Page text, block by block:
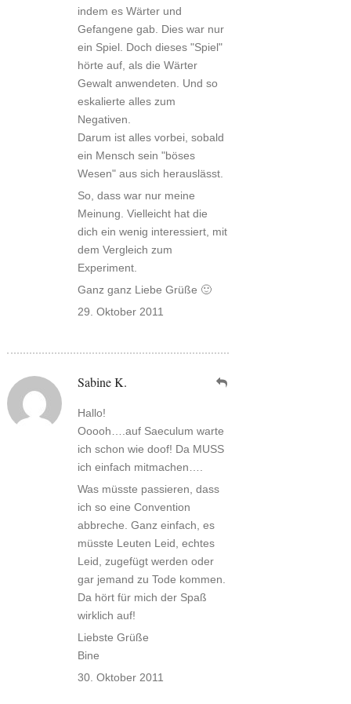
indem es Wärter und
Gefangene gab. Dies war nur
ein Spiel. Doch dieses "Spiel"
hörte auf, als die Wärter
Gewalt anwendeten. Und so
eskalierte alles zum
Negativen.
Darum ist alles vorbei, sobald
ein Mensch sein "böses
Wesen" aus sich herauslässt.
So, dass war nur meine
Meinung. Vielleicht hat die
dich ein wenig interessiert, mit
dem Vergleich zum
Experiment.
Ganz ganz Liebe Grüße 🙂
29. Oktober 2011
Sabine K.
Hallo!
Ooooh….auf Saeculum warte
ich schon wie doof! Da MUSS
ich einfach mitmachen….
Was müsste passieren, dass
ich so eine Convention
abbreche. Ganz einfach, es
müsste Leuten Leid, echtes
Leid, zugefügt werden oder
gar jemand zu Tode kommen.
Da hört für mich der Spaß
wirklich auf!
Liebste Grüße
Bine
30. Oktober 2011